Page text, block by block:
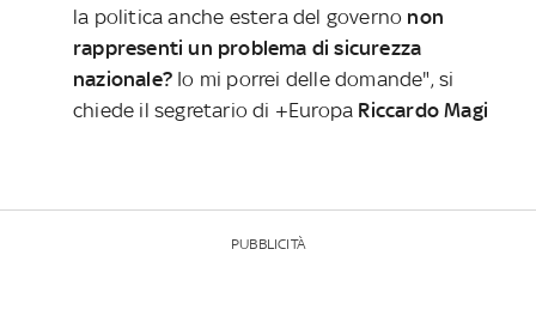
la politica anche estera del governo non
rappresenti un problema di sicurezza
nazionale? Io mi porrei delle domande", si
chiede il segretario di +Europa Riccardo Magi
PUBBLICITÀ